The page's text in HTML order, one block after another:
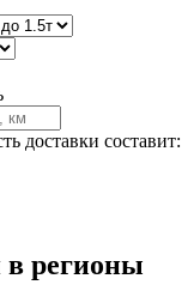
доставки составит:
в регионы